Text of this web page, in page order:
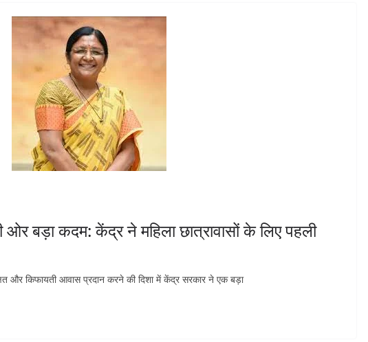
ओर बड़ा कदम: केंद्र ने महिला छात्रावासों के लिए पहली
और किफायती आवास प्रदान करने की दिशा में केंद्र सरकार ने एक बड़ा